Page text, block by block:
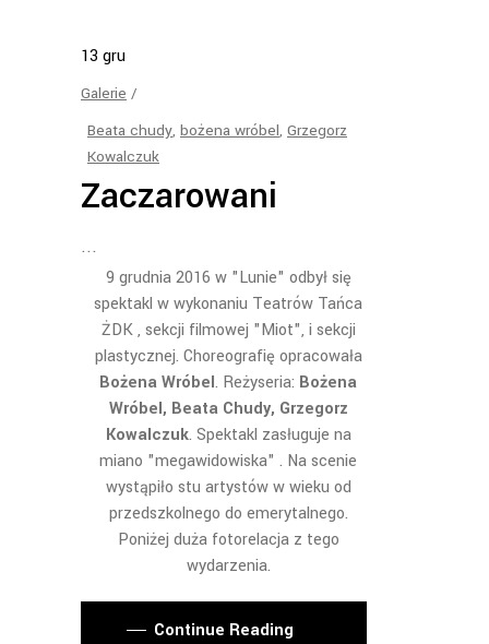
13 gru
Galerie
Beata chudy, bożena wróbel, Grzegorz
Kowalczuk
Zaczarowani
9 grudnia 2016 w "Lunie" odbył się
spektakl w wykonaniu Teatrów Tańca
ŻDK , sekcji filmowej "Miot", i sekcji
plastycznej. Choreografię opracowała
Bożena Wróbel. Reżyseria: Bożena
Wróbel, Beata Chudy, Grzegorz
Kowalczuk. Spektakl zasługuje na
miano "megawidowiska" . Na scenie
wystąpiło stu artystów w wieku od
przedszkolnego do emerytalnego.
Poniżej duża fotorelacja z tego
wydarzenia.
Continue Reading